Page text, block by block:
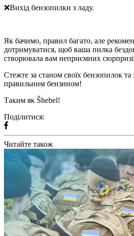
❌Вихід бензопилки з ладу.
Як бачимо, правил багато, але
дотримуватися, щоб ваша пилка
створювала вам неприємних
Стежте за станом своїх бензопилок та
правильним бензином!
Таким як Šhebel!
Поділитися:
Читайте також